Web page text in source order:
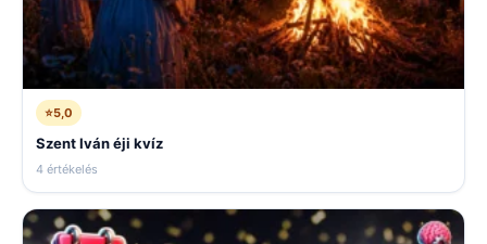
⭐5,0
Szent Iván éji kvíz
4 értékelés